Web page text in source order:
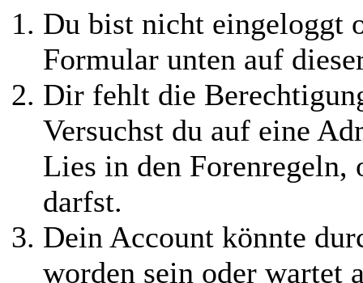
Du bist nicht eingeloggt
Formular unten auf
Dir fehlt die
Versuchst du auf eine
Lies in den Forenregeln,
darfst.
Dein Account könnte
worden sein oder wartet